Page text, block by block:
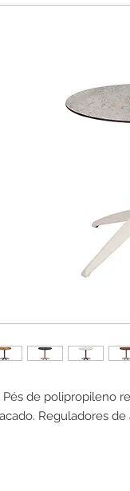
Pés de polipropileno
Reguladores de